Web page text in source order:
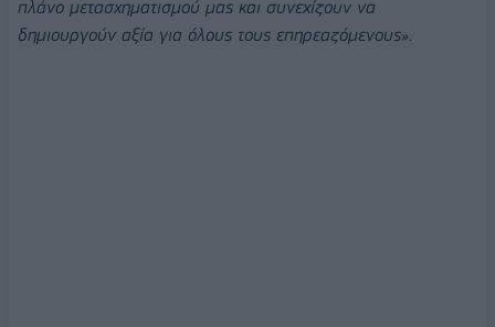
πλάνο μετασχηματισμού μας και συνεχίζουν να
δημιουργούν αξία για όλους τους επηρεαζόμενους».